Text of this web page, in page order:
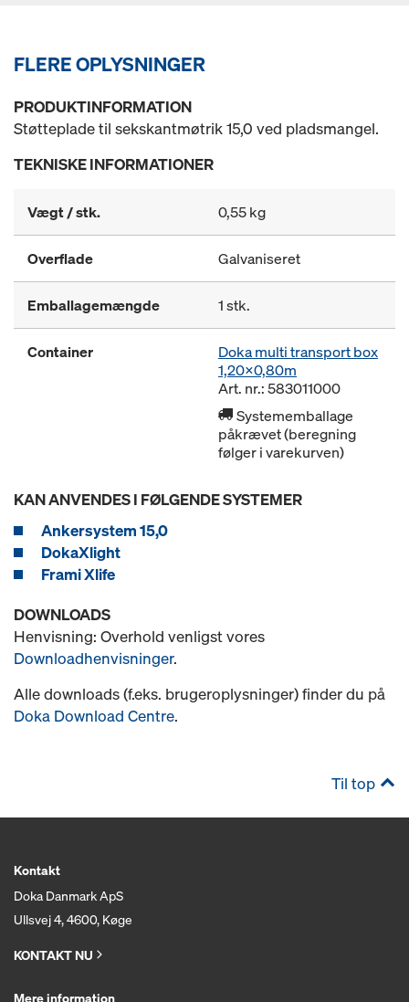
FLERE OPLYSNINGER
PRODUKTINFORMATION
Støtteplade til sekskantmøtrik 15,0 ved pladsmangel.
TEKNISKE INFORMATIONER
Vægt / stk. 0,55 kg
Overflade Galvaniseret
Emballagemængde 1 stk.
Container
Doka multi transport box
1,20x0,80m
Art. nr.: 583011000
Systememballage
påkrævet (beregning
følger i varekurven)
KAN ANVENDES I FØLGENDE SYSTEMER
Ankersystem 15,0
DokaXlight
Frami Xlife
DOWNLOADS
Henvisning: Overhold venligst vores
Downloadhenvisninger.
Alle downloads (f.eks. brugeroplysninger) finder du på
Doka Download Centre.
Til top
Kontakt
Doka Danmark ApS
Ullsvej 4, 4600, Køge
KONTAKT NU
Mere information